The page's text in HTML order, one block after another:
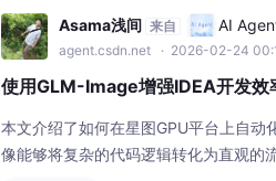
Asama浅间 来自 AI
agent.csdn.net · 2026-02-24
使用GLM-Image增强IDEA开发效
本文介绍了如何在星图GPU平台上自
像能够将复杂的代码逻辑转化为直观的